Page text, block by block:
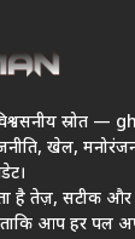
स्रोत
राजनीति, खेल,
है तेज़, सटीक और
ताकि आप हर पल